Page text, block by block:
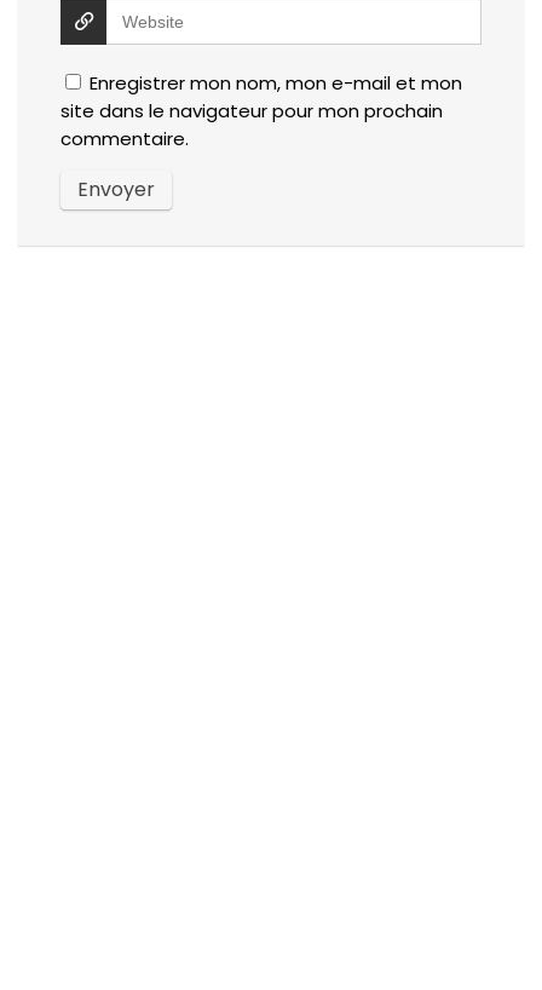
Enregistrer mon nom, mon e-mail et mon
site dans le navigateur pour mon prochain
commentaire.